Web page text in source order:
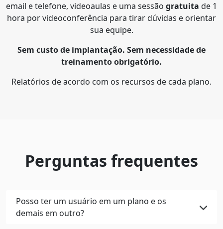
email e telefone, videoaulas e uma sessão gratuita de 1
hora por videoconferência para tirar dúvidas e orientar
sua equipe.
Sem custo de implantação. Sem necessidade de
treinamento obrigatório.
Relatórios de acordo com os recursos de cada plano.
Perguntas frequentes
Posso ter um usuário em um plano e os
demais em outro?